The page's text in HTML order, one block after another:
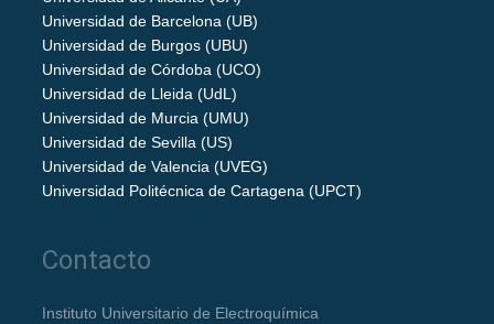
Universidad de Barcelona (UB)
Universidad de Burgos (UBU)
Universidad de Córdoba (UCO)
Universidad de Lleida (UdL)
Universidad de Murcia (UMU)
Universidad de Sevilla (US)
Universidad de Valencia (UVEG)
Universidad Politécnica de Cartagena (UPCT)
Contacto
Instituto Universitario de Electroquímica